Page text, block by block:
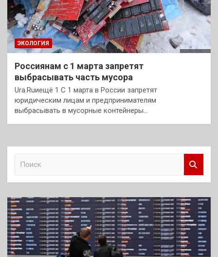
ЭКОЛОГИЯ
Россиянам с 1 марта запретят
выбрасывать часть мусора
Ura.Ruиещё 1 С 1 марта в России запретят
юридическим лицам и предпринимателям
выбрасывать в мусорные контейнеры…
к